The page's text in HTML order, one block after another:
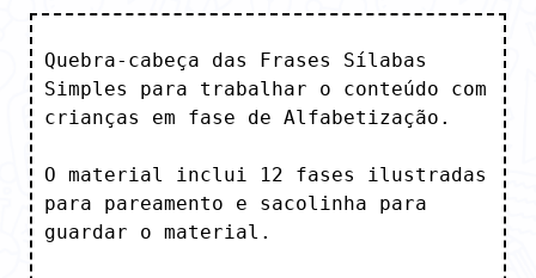
Quebra-cabeça das Frases Sílabas
Simples para trabalhar o conteúdo com
crianças em fase de Alfabetização.
O material inclui 12 fases ilustradas
para pareamento e sacolinha para
guardar o material.